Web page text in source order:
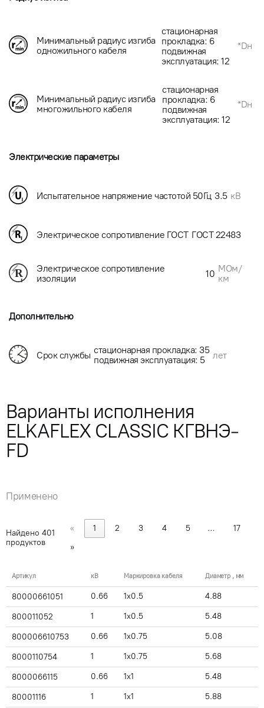
Минимальный радиус изгиба
одножильного кабеля
стационарная
прокладка: 6
подвижная
эксплуатация: 12
*Dн
Минимальный радиус изгиба
многожильного кабеля
стационарная
прокладка: 6
подвижная
эксплуатация: 12
*Dн
Электрические параметры
Испытательное напряжение частотой 50Гц 3.5 кВ
Электрическое сопротивление ГОСТ ГОСТ 22483
Электрическое сопротивление
изоляции
10 МОм/
км
Дополнительно
Срок службы стационарная прокладка: 35
подвижная эксплуатация: 5
лет
Варианты исполнения
ELKAFLEX CLASSIC КГВНЭ-
FD
Применено
Найдено 401
продуктов
« 1 2 3 4 5 …
17
»
Артикул кВ Маркировка кабеля Диаметр , мм
80000661051 0.66 1x0.5 4.88
800011052 1 1x0.5 5.48
800006610753 0.66 1x0.75 5.08
8000110754 1 1x0.75 5.68
8000066115 0.66 1x1 5.48
80001116 1 1x1 5.88